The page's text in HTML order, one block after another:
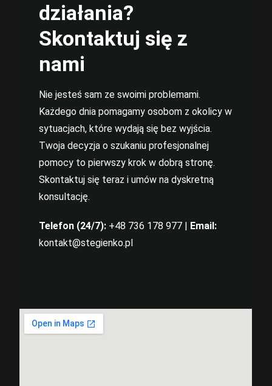
działania?
Skontaktuj się z
nami
Nie jesteś sam ze swoimi problemami.
Każdego dnia pomagamy osobom z okolicy w
sytuacjach, które wydają się bez wyjścia.
Twoja decyzja o szukaniu profesjonalnej
pomocy to pierwszy krok w dobrą stronę.
Skontaktuj się teraz i umów na dyskretną
konsultację.
Telefon (24/7): +48 736 178 977 | Email:
kontakt@stegienko.pl